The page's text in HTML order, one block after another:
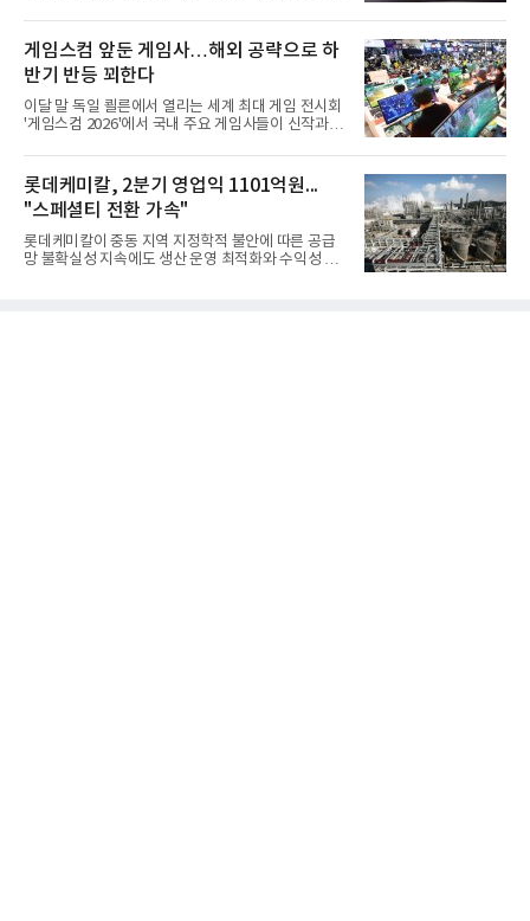
이뤄졌다. 이후 2012년 한국형 구축함(KDX-1) 이상
의 함정에 실전 배치됐다.그해 7월 해군은 동해상에서
성능 검증을 위해 홍상어 시험발사를 실시했다. 이때
홍상어가 목표 지점에서 입수한 후 표적을 타격하지
못하고 물속에서 멈춰버리는 예상 밖의 일이 벌어졌
다. 2차 품질확인 사격 시험에서도 만족스러운 결과를
얻지 못했다. 완벽한 신뢰성 확보를 위해 LIG넥스원은
분야를
게임스컴 앞둔 게임사…해외 공략으로 하
반기 반등 꾀한다
이달 말 독일 쾰른에서 열리는 세계 최대 게임 전시회
'게임스컴 2026'에서 국내 주요 게임사들이 신작과 글
체별로 엇갈린 가운데 하반기 신작 흥행과 해외 시장
성과가 실적을 좌우할 핵심 변수로 떠오르고 있다.8일
업계에 따르면 올해 상반기 게임업계는 기업별 성적
표가 크게 갈렸다. 대표적으로 크래프톤은 'PUBG: 배
틀그라운드'의 안정적인 성장에 힘입어 상반기 연결
기준 매출 2조6616억원, 영업이익 9725억원으로 역
대 최대 실적을 기록했다. 엔씨도 올해 출시한 '아이온
롯데케미칼, 2분기 영업익 1101억원...
"스페셜티 전환 가속"
롯데케미칼이 중동 지역 지정학적 불안에 따른 공급
망 불확실성 지속에도 생산 운영 최적화와 수익성 중